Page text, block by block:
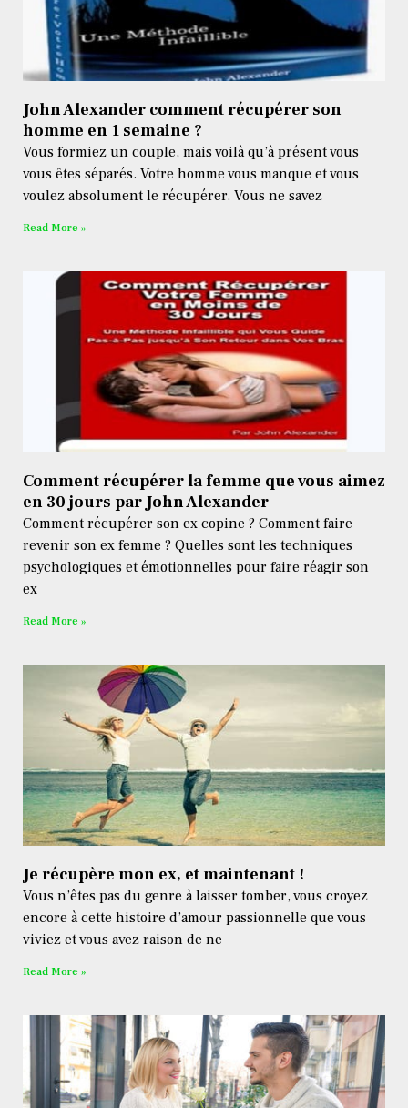
John Alexander comment récupérer son
homme en 1 semaine ?
Vous formiez un couple, mais voilà qu’à présent vous
vous êtes séparés. Votre homme vous manque et vous
voulez absolument le récupérer. Vous ne savez
Read More »
Comment récupérer la femme que vous aimez
en 30 jours par John Alexander
Comment récupérer son ex copine ? Comment faire
revenir son ex femme ? Quelles sont les techniques
psychologiques et émotionnelles pour faire réagir son
ex
Read More »
Je récupère mon ex, et maintenant !
Vous n’êtes pas du genre à laisser tomber, vous croyez
encore à cette histoire d’amour passionnelle que vous
viviez et vous avez raison de ne
Read More »